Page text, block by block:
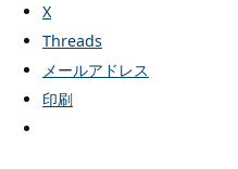
X
Threads
メールアドレス
印刷